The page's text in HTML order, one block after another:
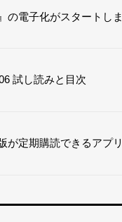
の電子化がスタートしま
試し読みと目次
が定期購読できるアプ